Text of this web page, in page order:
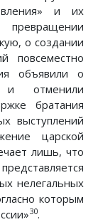
и их
о создании
повсеместно
объявили о
и отменили
братания
выступлений
царской
лишь, что
нелегальных
которым
30.